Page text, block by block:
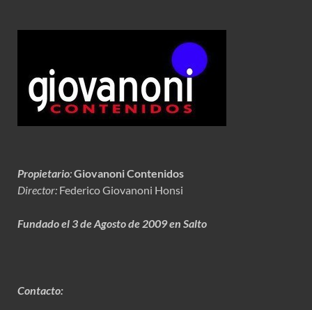
Propietario:Giovanoni Contenidos
Director: Federico Giovanoni Honsi
Fundado el 3 de Agosto de 2009 en Salto
Contacto: